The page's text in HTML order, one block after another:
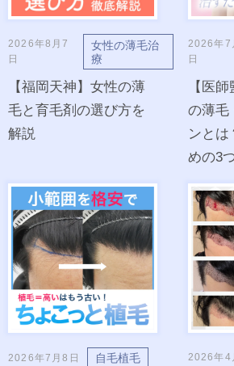
2026年8月7
日
女性の薄毛治
療
【福岡天神】女性の薄
毛と育毛剤の選び方を
解説
2026年7
日
【医
の薄毛
ンとは
めの3
2026年7月8日 自毛植毛 2026年4